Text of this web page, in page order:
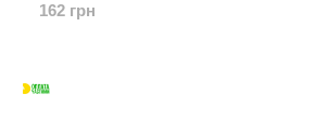
162 грн